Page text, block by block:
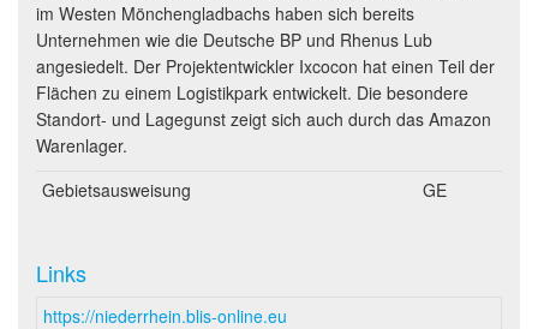
im Westen Mönchengladbachs haben sich bereits
Unternehmen wie die Deutsche BP und Rhenus Lub
angesiedelt. Der Projektentwickler Ixcocon hat einen Teil der
Flächen zu einem Logistikpark entwickelt. Die besondere
Standort- und Lagegunst zeigt sich auch durch das Amazon
Warenlager.
Gebietsausweisung
GE
Links
https://niederrhein.blis-online.eu